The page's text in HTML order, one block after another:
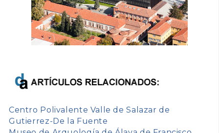
Centro Polivalente Valle de Salazar de
Gutierrez-De la Fuente